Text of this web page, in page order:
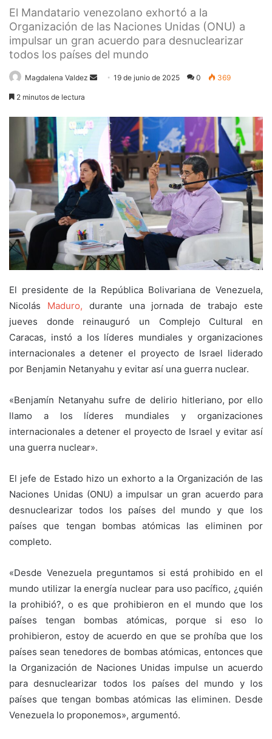
El Mandatario venezolano exhortó a la
Organización de las Naciones Unidas (ONU) a
impulsar un gran acuerdo para desnuclearizar
todos los países del mundo
Magdalena Valdez
Send19 de junio de 2025 0 369
2 minutos de lectura
El presidente de la República Bolivariana de Venezuela,
Nicolás Maduro, durante una jornada de trabajo este
jueves donde reinauguró un Complejo Cultural en
Caracas, instó a los líderes mundiales y organizaciones
internacionales a detener el proyecto de Israel liderado
por Benjamin Netanyahu y evitar así una guerra nuclear.
«Benjamín Netanyahu sufre de delirio hitleriano, por ello
llamo a los líderes mundiales y organizaciones
internacionales a detener el proyecto de Israel y evitar así
una guerra nuclear».
El jefe de Estado hizo un exhorto a la Organización de las
Naciones Unidas (ONU) a impulsar un gran acuerdo para
desnuclearizar todos los países del mundo y que los
países que tengan bombas atómicas las eliminen por
completo.
«Desde Venezuela preguntamos si está prohibido en el
mundo utilizar la energía nuclear para uso pacífico, ¿quién
la prohibió?, o es que prohibieron en el mundo que los
países tengan bombas atómicas, porque si eso lo
prohibieron, estoy de acuerdo en que se prohíba que los
países sean tenedores de bombas atómicas, entonces que
la Organización de Naciones Unidas impulse un acuerdo
para desnuclearizar todos los países del mundo y los
países que tengan bombas atómicas las eliminen. Desde
Venezuela lo proponemos», argumentó.